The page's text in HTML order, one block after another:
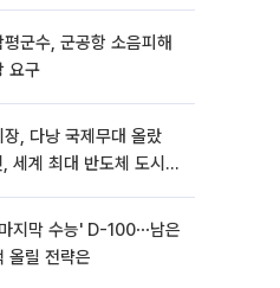
평군수, 군공항 소음피해
요구
장, 다낭 국제무대 올랐
세계 최대 반도체 도시
지막 수능' D-100⋯남은
올릴 전략은